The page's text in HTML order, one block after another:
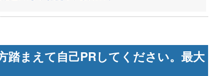
踏まえて自己PRしてください。最大